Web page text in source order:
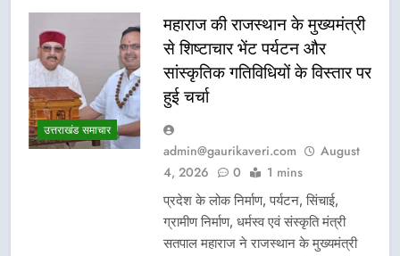
उत्तराखंड समाचार
महाराज की राजस्थान के मुख्यमंत्री
से शिष्टाचार भेंट पर्यटन और
सांस्कृतिक गतिविधियों के विस्तार पर
हुई चर्चा
admin@gaurikaveri.com
August
4, 2026
0 1 mins
प्रदेश के लोक निर्माण, पर्यटन, सिंचाई,
ग्रामीण निर्माण, धर्मस्व एवं संस्कृति मंत्री
सतपाल महाराज ने राजस्थान के मुख्यमंत्री